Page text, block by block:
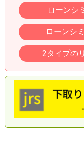
ローンシ
ローンシ
2タイプの